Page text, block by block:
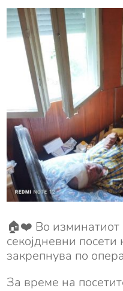
🏠❤️ Во
секојдневни
закрепнува по
За време на